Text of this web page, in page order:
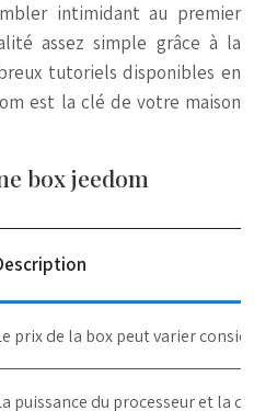
intimidant au premier
assez simple grâce à la
tutoriels disponibles en
est la clé de votre maison
box jeedom
prix de la box peut varier
puissance du processeur et la